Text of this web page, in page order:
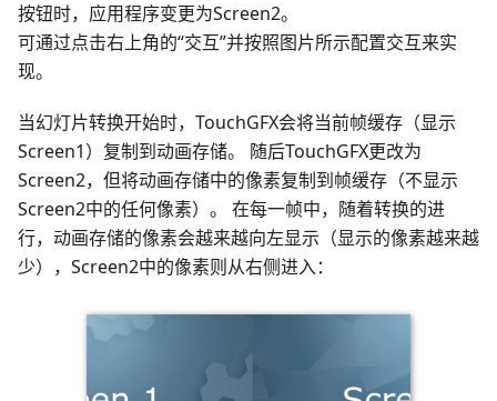
按钮时，应用程序变更为Screen2。
可通过点击右上角的“交互”并按照图片所示配置交互来实
现。
当幻灯片转换开始时，TouchGFX会将当前帧缓存（显示
Screen1）复制到动画存储。 随后TouchGFX更改为
Screen2，但将动画存储中的像素复制到帧缓存（不显示
Screen2中的任何像素）。 在每一帧中，随着转换的进
行，动画存储的像素会越来越向左显示（显示的像素越来越
少），Screen2中的像素则从右侧进入：